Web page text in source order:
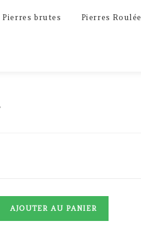
Pierres brutes Pierres
AJOUTER AU PANIER